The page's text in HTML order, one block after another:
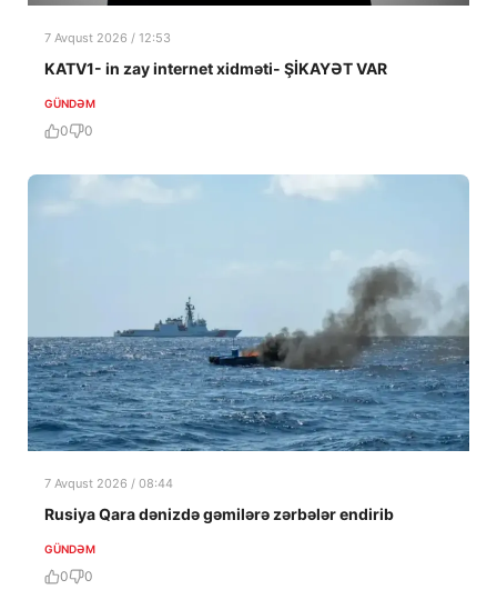
7 Avqust 2026 / 12:53
KATV1- in zay internet xidməti- ŞİKAYƏT VAR
GÜNDƏM
0 0
7 Avqust 2026 / 08:44
Rusiya Qara dənizdə gəmilərə zərbələr endirib
GÜNDƏM
0 0